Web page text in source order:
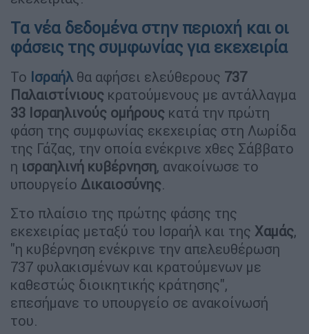
Τα νέα δεδομένα στην περιοχή και οι
φάσεις της συμφωνίας για εκεχειρία
Το Ισραήλ θα αφήσει ελεύθερους 737
Παλαιστίνιους κρατούμενους με αντάλλαγμα
33 Ισραηλινούς ομήρους κατά την πρώτη
φάση της συμφωνίας εκεχειρίας στη Λωρίδα
της Γάζας, την οποία ενέκρινε χθες Σάββατο
η ισραηλινή κυβέρνηση, ανακοίνωσε το
υπουργείο Δικαιοσύνης.
Στο πλαίσιο της πρώτης φάσης της
εκεχειρίας μεταξύ του Ισραήλ και της Χαμάς,
"η κυβέρνηση ενέκρινε την απελευθέρωση
737 φυλακισμένων και κρατούμενων με
καθεστώς διοικητικής κράτησης",
επεσήμανε το υπουργείο σε ανακοίνωσή
του.